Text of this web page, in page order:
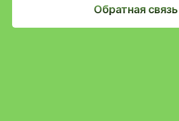
Обратная связь